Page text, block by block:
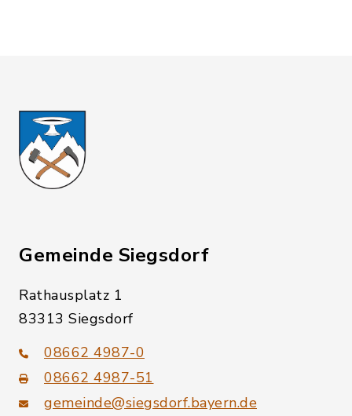
Gemeinde Siegsdorf
Rathausplatz 1
83313 Siegsdorf
08662 4987-0
08662 4987-51
gemeinde@siegsdorf.bayern.de